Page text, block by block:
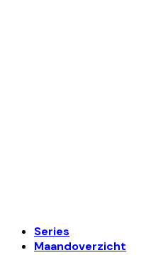
Series
Maandoverzicht